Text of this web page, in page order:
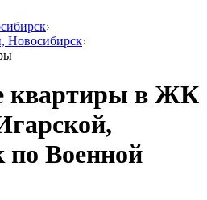
Новосибирск
квартиры в ЖК
по Военной